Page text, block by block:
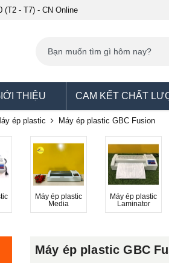
(T2 - T7) - CN Online
THIỆU CAM KẾT CHẤT
ép plastic Máy ép plastic GBC Fusion
Máy ép plastic
Media
Máy ép plastic
Laminator
Máy ép plastic GBC